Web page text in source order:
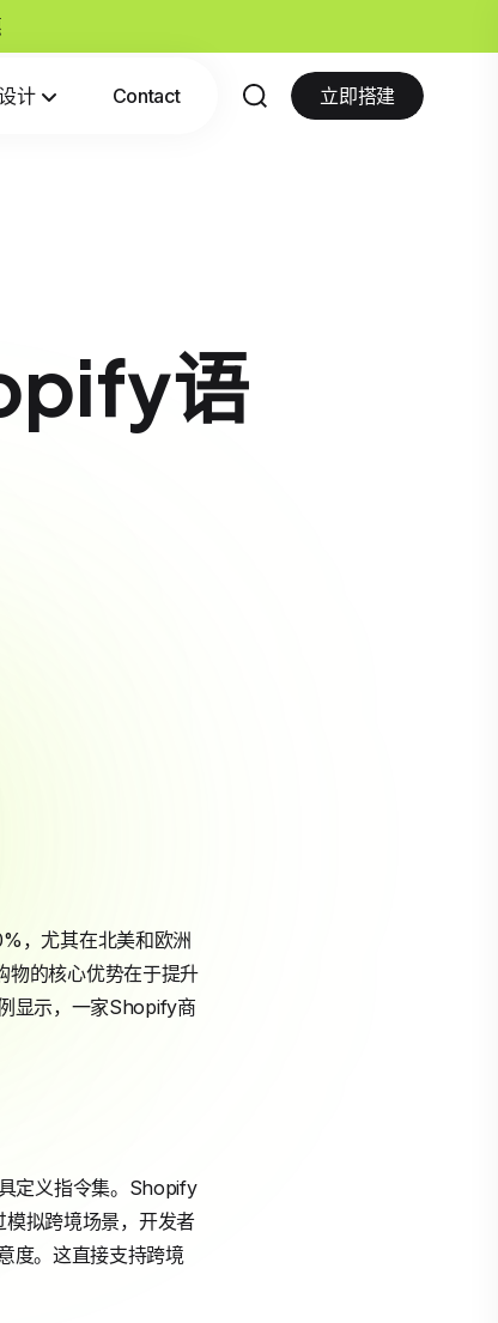
计 Contact 立即搭建
语
，尤其在北美和欧洲
物的核心优势在于提升
显示，一家Shopify商
定义指令集。Shopify
拟跨境场景，开发者
度。这直接支持跨境